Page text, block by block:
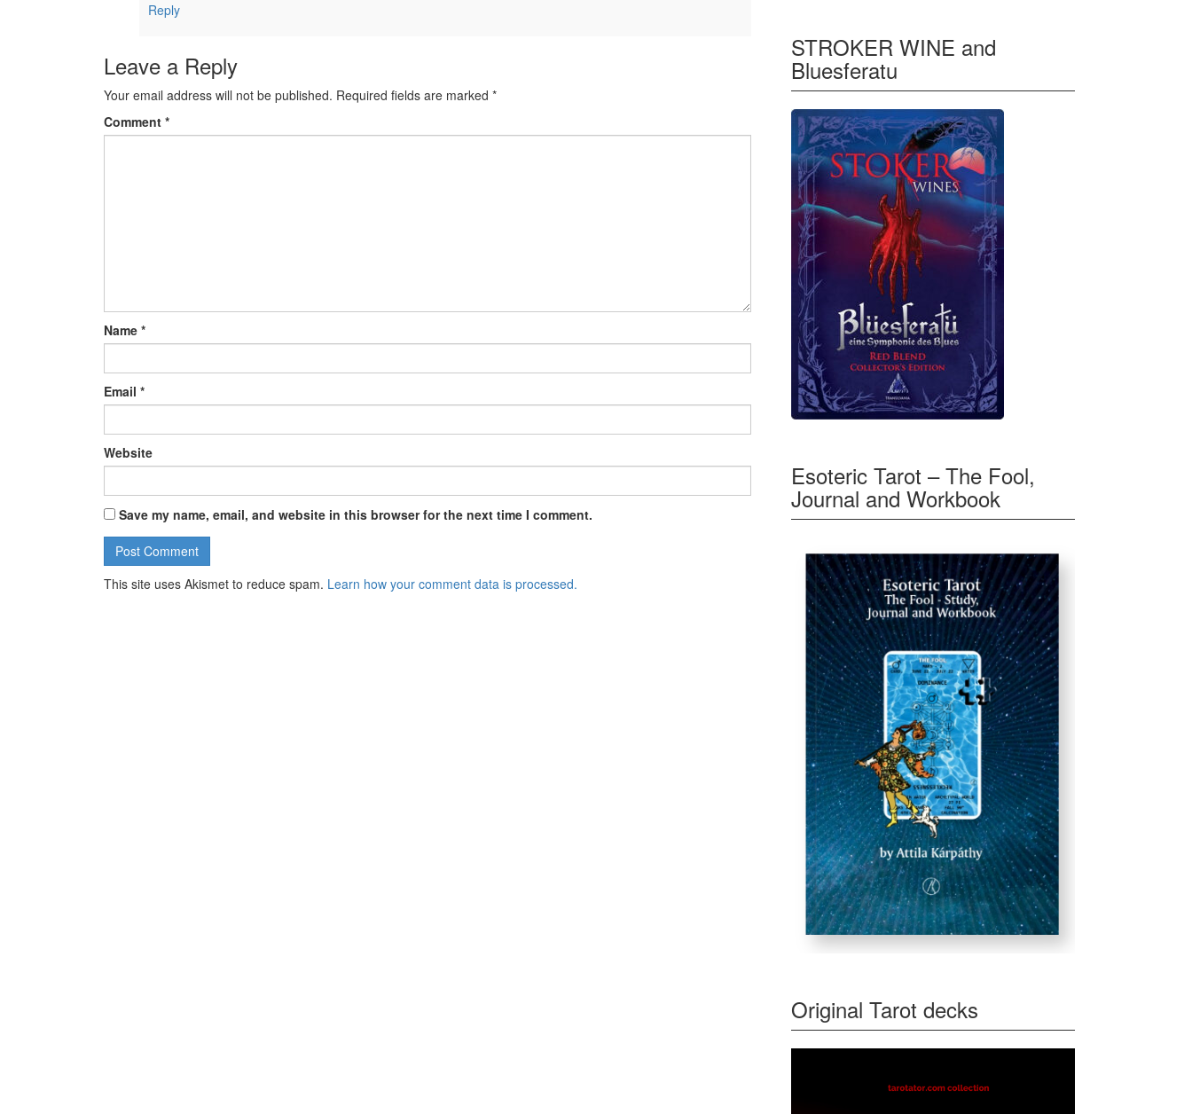
Reply
Leave a Reply
Your email address will not be published. Required fields are marked *
Comment *
Name *
Email *
Website
Save my name, email, and website in this browser for the next time I comment.
This site uses Akismet to reduce spam. Learn how your comment data is processed.
STROKER WINE and
Bluesferatu
Esoteric Tarot – The Fool,
Journal and Workbook
Original Tarot decks